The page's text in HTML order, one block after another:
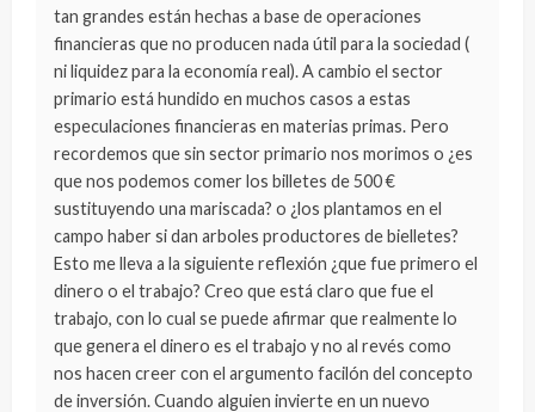
tan grandes están hechas a base de operaciones
financieras que no producen nada útil para la sociedad (
ni liquidez para la economía real). A cambio el sector
primario está hundido en muchos casos a estas
especulaciones financieras en materias primas. Pero
recordemos que sin sector primario nos morimos o ¿es
que nos podemos comer los billetes de 500 €
sustituyendo una mariscada? o ¿los plantamos en el
campo haber si dan arboles productores de bielletes?
Esto me lleva a la siguiente reflexión ¿que fue primero el
dinero o el trabajo? Creo que está claro que fue el
trabajo, con lo cual se puede afirmar que realmente lo
que genera el dinero es el trabajo y no al revés como
nos hacen creer con el argumento facilón del concepto
de inversión. Cuando alguien invierte en un nuevo